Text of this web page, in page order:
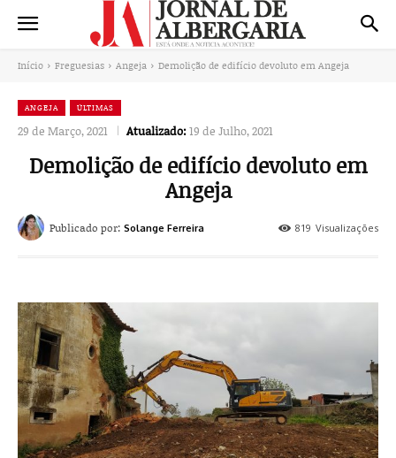
Início Freguesias Angeja Demolição de edifício devoluto em Angeja
ANGEJA ÚLTIMAS
29 de Março, 2021 Atualizado:19 de Julho, 2021
Demolição de edifício devoluto em
Angeja
819 Visualizações
Publicado por: Solange Ferreira